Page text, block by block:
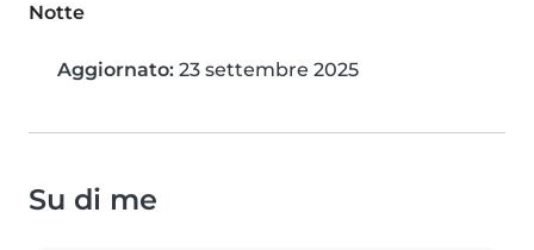
Notte
Aggiornato: 23 settembre 2025
Su di me